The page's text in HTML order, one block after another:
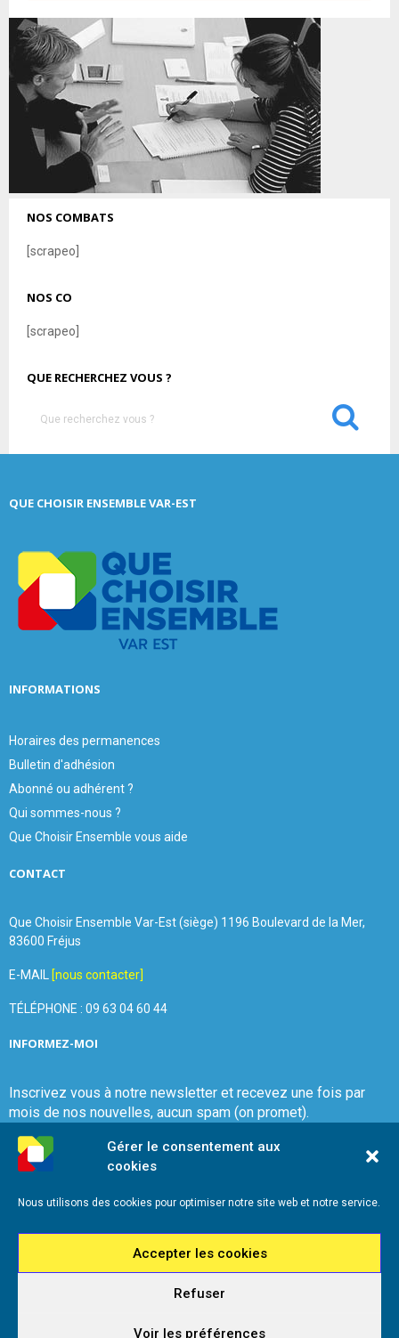
Gérer le consentement aux
cookies
Nous utilisons des cookies pour optimiser notre site web et notre service.
Accepter les cookies
Refuser
Voir les préférences
NOS COMBATS
[scrapeo]
NOS CO
[scrapeo]
QUE RECHERCHEZ VOUS ?
h
S
QUE CHOISIR ENSEMBLE VAR-EST
INFORMATIONS
Horaires des permanences
Bulletin d'adhésion
Abonné ou adhérent ?
Qui sommes-nous ?
Que Choisir Ensemble vous aide
CONTACT
Que Choisir Ensemble Var-Est (siège) 1196 Boulevard de la Mer,
83600 Fréjus
E-MAIL [nous contacter]
TÉLÉPHONE : 09 63 04 60 44
INFORMEZ-MOI
Inscrivez vous à notre newsletter et recevez une fois par
mois de nos nouvelles, aucun spam (on promet).